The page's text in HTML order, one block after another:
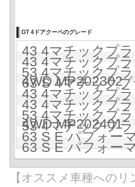
GT 4ドアクーペのグレード
43 4マチックプ
43 4マチックプ
4WD
53 4マチックプ
63 S 4マチック
43 4マチックプ
43 4マチックプ
4WD
53 4マチックプ
53 4マチックプ
63 S E パフォー
63 S E パフォー
【オススメ車種へのリ